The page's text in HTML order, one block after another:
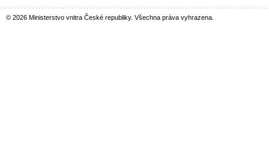
© 2026 Ministerstvo vnitra České republiky. Všechna práva vyhrazena.